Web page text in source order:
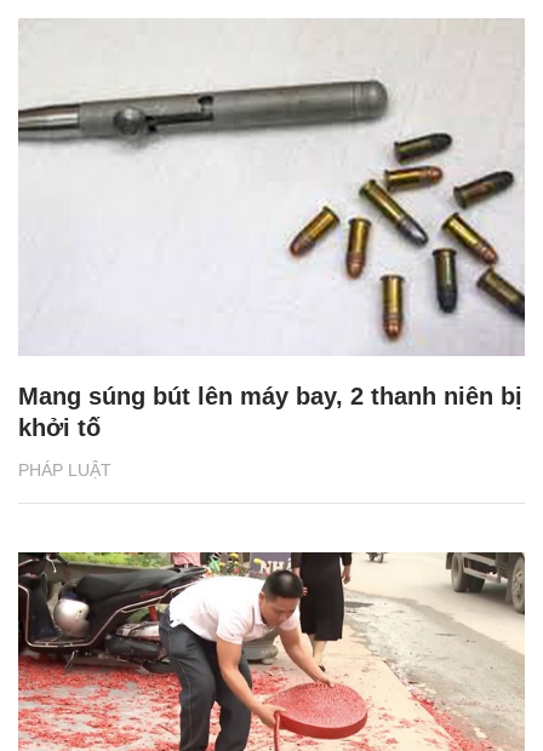
PHÁP LUẬT
Mang súng bút lên máy bay, 2 thanh niên bị
khởi tố